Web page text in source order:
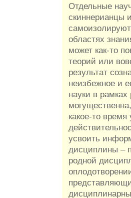
Отдельные
скиннерианцы
областях
может как-то
теорий или
результат
неизбежное и
науки в
какое-то время
усвоить
дисциплины –
родной